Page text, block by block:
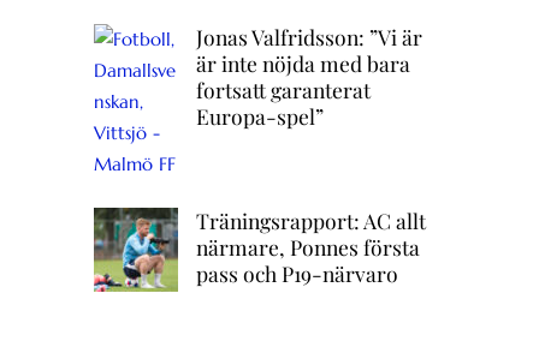
Jonas Valfridsson: ”Vi är
är inte nöjda med bara
fortsatt garanterat
Europa-spel”
Träningsrapport: AC allt
närmare, Ponnes första
pass och P19-närvaro